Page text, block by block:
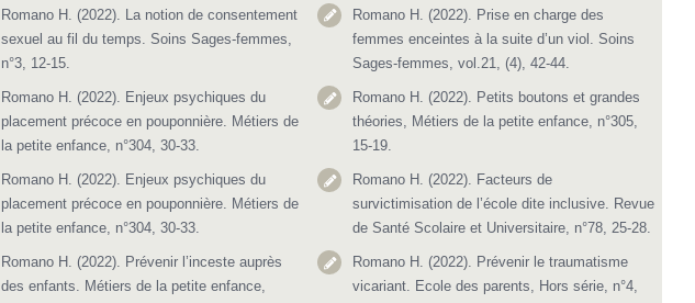
Romano H. (2022). La notion de consentement
sexuel au fil du temps. Soins Sages-femmes,
n°3, 12-15.
Romano H. (2022). Prise en charge des
femmes enceintes à la suite d’un viol. Soins
Sages-femmes, vol.21, (4), 42-44.
Romano H. (2022). Enjeux psychiques du
placement précoce en pouponnière. Métiers de
la petite enfance, n°304, 30-33.
Romano H. (2022). Petits boutons et grandes
théories, Métiers de la petite enfance, n°305,
15-19.
Romano H. (2022). Enjeux psychiques du
placement précoce en pouponnière. Métiers de
la petite enfance, n°304, 30-33.
Romano H. (2022). Facteurs de
survictimisation de l’école dite inclusive. Revue
de Santé Scolaire et Universitaire, n°78, 25-28.
Romano H. (2022). Prévenir l’inceste auprès
des enfants. Métiers de la petite enfance,
Romano H. (2022). Prévenir le traumatisme
vicariant. Ecole des parents, Hors série, n°4,